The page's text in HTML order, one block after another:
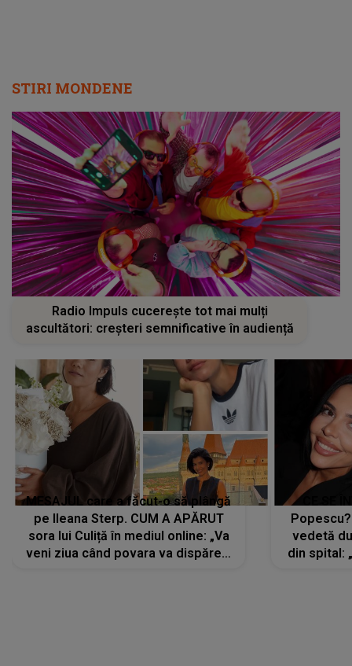
STIRI MONDENE
Radio Impuls cucerește tot mai mulți
ascultători: creșteri semnificative în audiență
MESAJUL care a făcut-o să plângă
pe Ileana Sterp. CUM A APĂRUT
sora lui Culiță în mediul online: „Va
veni ziua când povara va dispărea,
vedetă
din spital: